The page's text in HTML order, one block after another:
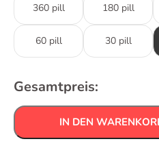
360 pill 180 pill
60 pill 30 pill
Gesamtpreis:
IN DEN